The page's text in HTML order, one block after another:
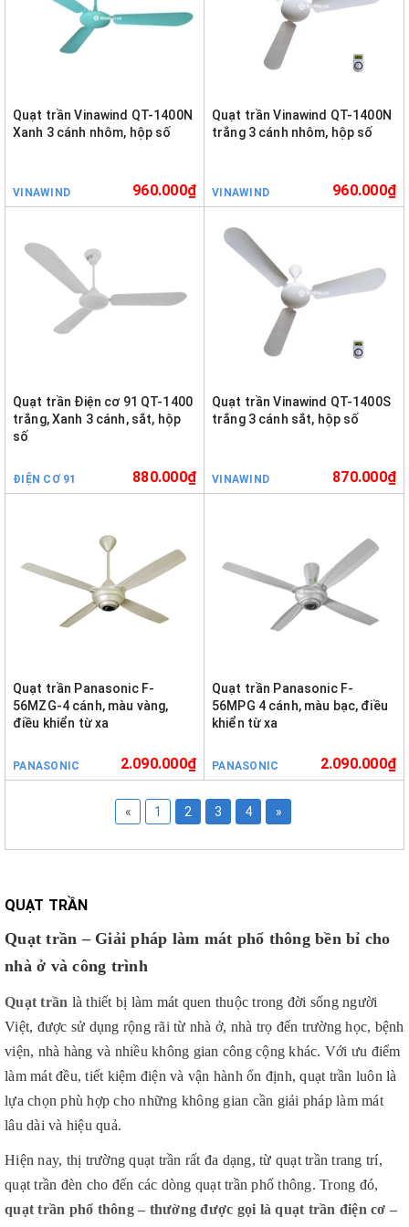
Quạt trần Vinawind QT-1400N
Xanh 3 cánh nhôm, hộp số
VINAWIND 960.000₫
Quạt trần Vinawind QT-1400N
trắng 3 cánh nhôm, hộp số
VINAWIND 960.000₫
Quạt trần Điện cơ 91 QT-1400
trắng, Xanh 3 cánh, sắt, hộp
số
ĐIỆN CƠ 91 880.000₫
Quạt trần Vinawind QT-1400S
trắng 3 cánh sắt, hộp số
VINAWIND 870.000₫
Quạt trần Panasonic F-
56MZG-4 cánh, màu vàng,
điều khiển từ xa
PANASONIC 2.090.000₫
Quạt trần Panasonic F-
56MPG 4 cánh, màu bạc, điều
khiển từ xa
PANASONIC 2.090.000₫
« 1 2 3 4 »
QUẠT TRẦN
Quạt trần – Giải pháp làm mát phổ thông bền bỉ cho
nhà ở và công trình
Quạt trần là thiết bị làm mát quen thuộc trong đời sống người
Việt, được sử dụng rộng rãi từ nhà ở, nhà trọ đến trường học, bệnh
viện, nhà hàng và nhiều không gian công cộng khác. Với ưu điểm
làm mát đều, tiết kiệm điện và vận hành ổn định, quạt trần luôn là
lựa chọn phù hợp cho những không gian cần giải pháp làm mát
lâu dài và hiệu quả.
Hiện nay, thị trường quạt trần rất đa dạng, từ quạt trần trang trí,
quạt trần đèn cho đến các dòng quạt trần phổ thông. Trong đó,
quạt trần phổ thông – thường được gọi là quạt trần điện cơ –